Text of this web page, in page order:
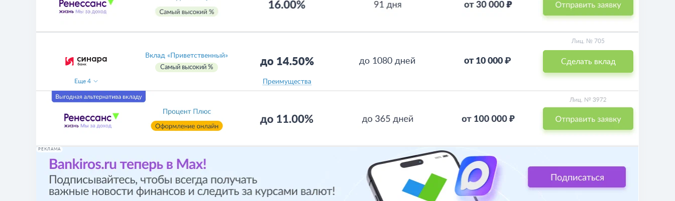
Вклад «Приветственный»
Самый высокий %
до 14.50%
Преимущества
до 1080 дней от 10 000 ₽
Лиц. № 705
Сделать вклад
Еще 4
РЕКЛАМА